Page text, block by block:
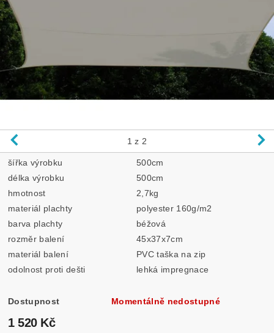
1 z 2
šířka výrobku
500cm
délka výrobku
500cm
hmotnost
2,7kg
materiál plachty
polyester 160g/m2
barva plachty
béžová
rozměr balení
45x37x7cm
materiál balení
PVC taška na zip
odolnost proti dešti
lehká impregnace
Dostupnost Momentálně nedostupné
1 520 Kč